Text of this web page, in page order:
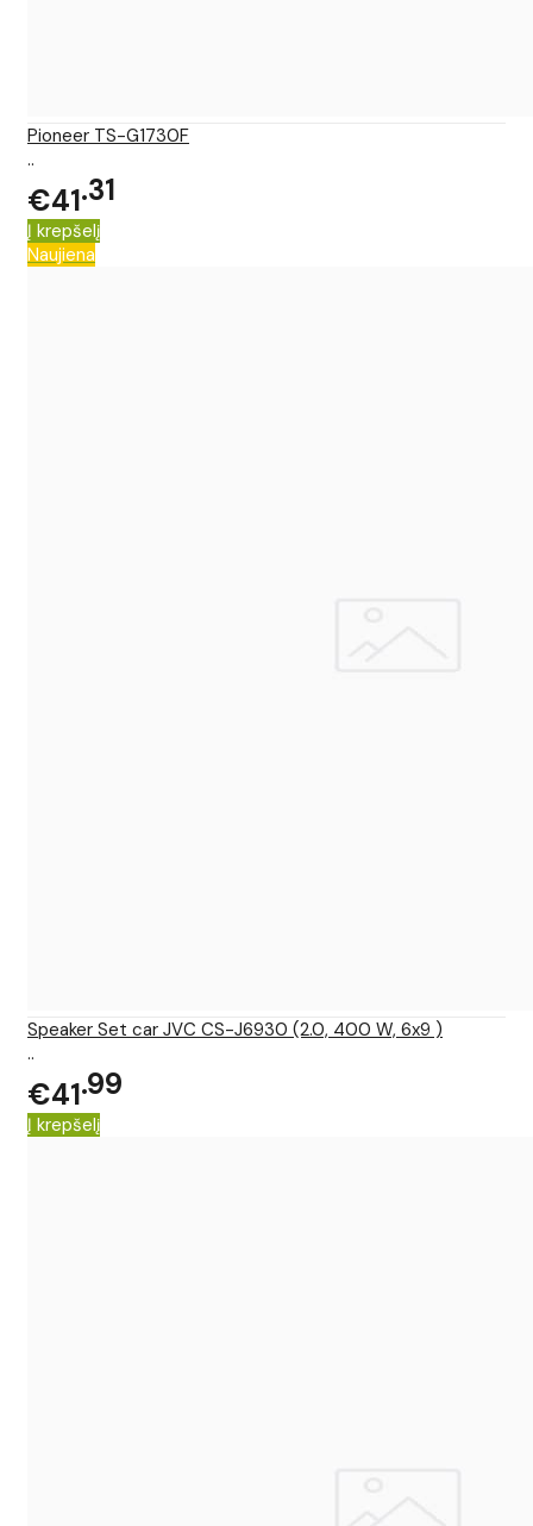
Pioneer TS-G1730F
..
€41 31
Į krepšelį
Naujiena
Speaker Set car JVC CS-J6930 (2.0, 400 W, 6x9 )
..
€41 99
Į krepšelį